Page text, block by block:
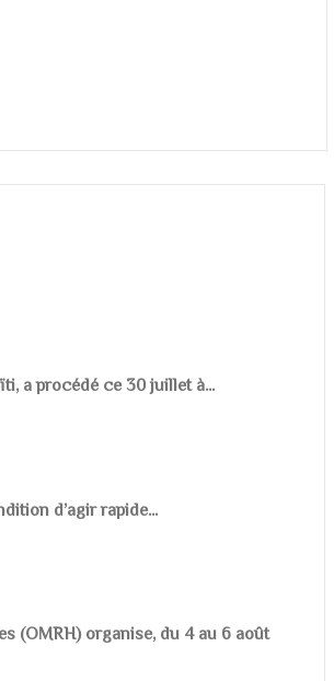
a procédé ce 30 juillet à...
d’agir rapide...
(OMRH) organise, du 4 au 6 août